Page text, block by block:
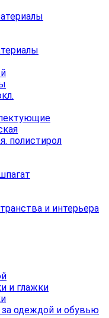
полистирол
и интерьера
и глажки
за одеждой и обувью